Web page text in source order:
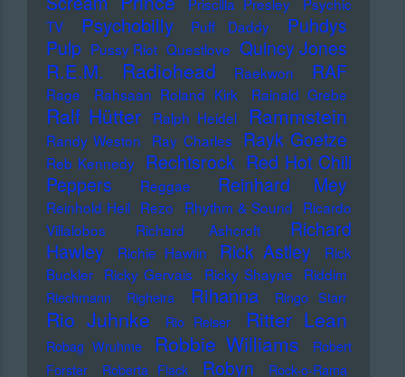
Priscilla Presley
Psychic
TV
Psychobilly Puff Daddy
Puhdys
Pulp Pussy Riot Questlove Quincy Jones
R.E.M. Radiohead Raekwon RAF
Rage Rahsaan Roland Kirk Rainald Grebe
Ralf Hütter Ralph Heidel Rammstein
Randy Weston Ray Charles Rayk Goetze
Reb Kennedy Rechtsrock Red Hot Chili
Peppers
Reggae Reinhard Mey
Reinhold Heil Rezo Rhythm & Sound Ricardo
Villalobos
Richard Ashcroft
Richard
Hawley
Richie Hawtin Rick Astley
Rick
Buckler
Ricky Gervais Ricky Shayne Riddim
Riechmann Righeira Rihanna Ringo Starr
Rio Juhnke Rio Reiser Ritter Lean
Robag Wruhme Robbie Williams
Robert
Forster
Roberta Flack Robyn Rock-o-Rama